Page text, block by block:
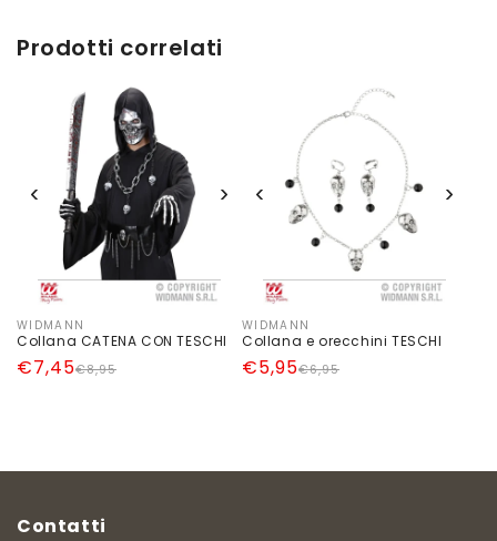
Prodotti correlati
‹ ›
Produttore:
WIDMANN
Collana CATENA CON TESCHI
Prezzo€8,95
Prezzo
€7,45
‹ ›
Produttore:
WIDMANN
Collana e orecchini TESCHI
Prezzo€6,95
Prezzo
€5,95
Contatti